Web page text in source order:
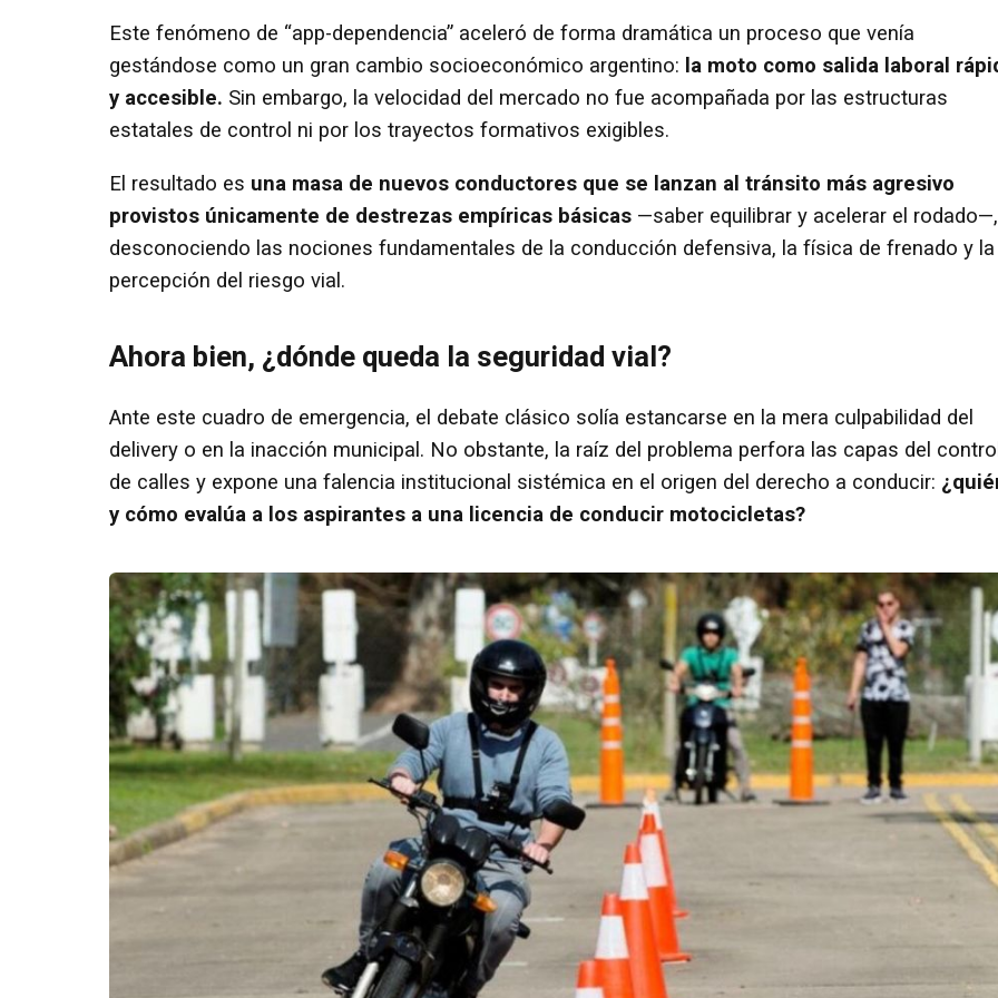
Este fenómeno de “app-dependencia” aceleró de forma dramática un proceso que venía
gestándose como un gran cambio socioeconómico argentino: la moto como salida laboral
y accesible. Sin embargo, la velocidad del mercado no fue acompañada por las estructuras
estatales de control ni por los trayectos formativos exigibles.
El resultado es una masa de nuevos conductores que se lanzan al tránsito más agresivo
provistos únicamente de destrezas empíricas básicas —saber equilibrar y acelerar el rodado—,
desconociendo las nociones fundamentales de la conducción defensiva, la física de frenado y la
percepción del riesgo vial.
Ahora bien, ¿dónde queda la seguridad vial?
Ante este cuadro de emergencia, el debate clásico solía estancarse en la mera culpabilidad del
delivery o en la inacción municipal. No obstante, la raíz del problema perfora las capas del control
de calles y expone una falencia institucional sistémica en el origen del derecho a conducir:
y cómo evalúa a los aspirantes a una licencia de conducir motocicletas?